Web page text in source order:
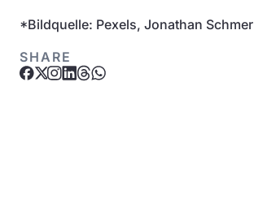
*Bildquelle: Pexels, Jonathan Schmer
SHARE